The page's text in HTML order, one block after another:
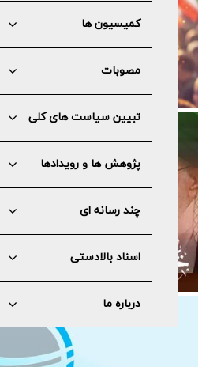
کمیسیون ها
مصوبات
تبیین سیاست های کلی
پژوهش ها و رویدادها
چند رسانه ای
اسناد بالادستی
درباره ما